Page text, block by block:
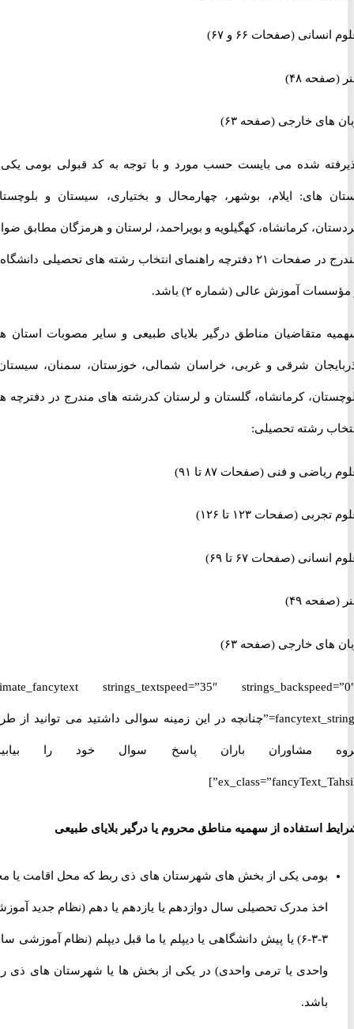
(صفحات ۶۶ و ۶۷)
۴۸)
خارجی (صفحه ۶۳)
شده می بایست حسب مورد و با توجه به کد قبولی بومی یکی از
های: ایلام، بوشهر، چهارمحال و بختیاری، سیستان و بلوچستان،
کرمانشاه، کهگیلویه و بویراحمد، لرستان و هرمزگان مطابق ضوابط
مندرج در صفحات ۲۱ دفترچه راهنمای انتخاب رشته های تحصیلی دانشگاه ها
آموزش عالی (شماره ۲) باشد.
متقاضیان مناطق درگیر بلایای طبیعی و سایر مصوبات استان های
شرقی و غربی، خراسان شمالی، خوزستان، سمنان، سیستان و
کرمانشاه، گلستان و لرستان کدرشته های مندرج در دفترچه های
رشته تحصیلی:
و فنی (صفحات ۸۷ تا ۹۱)
(صفحات ۱۲۳ تا ۱۲۶)
(صفحات ۶۷ تا ۶۹)
۴۹)
خارجی (صفحه ۶۳)
[ultimate_fancytext strings_textspeed=”35″
fancytext_strings=”چنانچه در این زمینه سوالی داشتید می توانید از طریق
مشاوران باران پاسخ سوال خود را بیابید.”
استفاده از سهمیه مناطق محروم یا درگیر بلایای طبیعی
بومی یکی از بخش های شهرستان های ذی ربط که محل اقامت یا محل
اخذ مدرک تحصیلی سال دوازدهم یا یازدهم یا دهم (نظام جدید آموزشی
۳-۳-۶) یا پیش دانشگاهی یا دیپلم یا ما قبل دیپلم (نظام آموزشی سالی
واحدی یا ترمی واحدی) در یکی از بخش ها یا شهرستان های ذی ربط
باشد.